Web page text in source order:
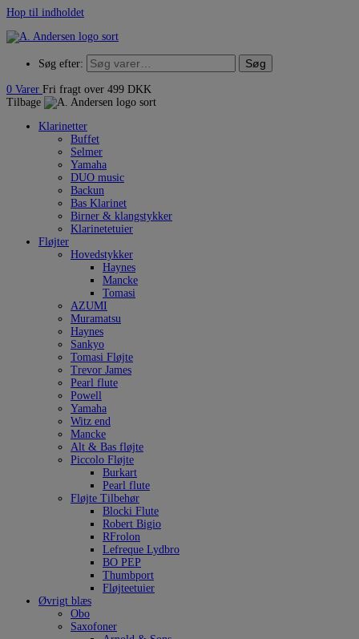
Hop til indholdet
Søg efter: Søg
0 Varer Fri fragt over 499 DKK
Tilbage
Klarinetter
Buffet
Selmer
Yamaha
DUO music
Backun
Bas Klarinet
Birner & klangstykker
Klarinetetuier
Fløjter
Hovedstykker
Haynes
Mancke
Tomasi
AZUMI
Muramatsu
Haynes
Sankyo
Tomasi Fløjte
Trevor James
Pearl flute
Powell
Yamaha
Witz end
Mancke
Alt & Bas fløjte
Piccolo Fløjte
Burkart
Pearl flute
Fløjte Tilbehør
Blocki Flute
Robert Bigio
RFrolon
Lefreque Lydbro
BO PEP
Thumbport
Fløjteetuier
Øvrigt blæs
Obo
Saxofoner